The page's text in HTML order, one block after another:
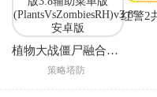
植物大战僵尸融合版3.8辅助菜单版(PlantsVsZombiesRH)
策略塔防